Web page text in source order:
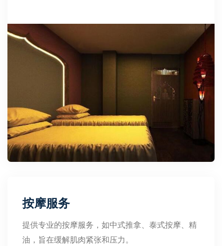
按摩服务
提供专业的按摩服务，如中式推拿、泰式按摩、精
油，旨在缓解肌肉紧张和压力。